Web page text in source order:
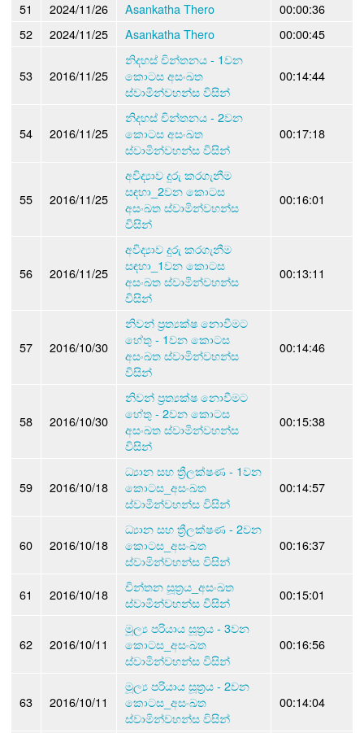
51 2024/11/26 Asankatha Thero
00:00:36
52
2024/11/25 Asankatha Thero 00:00:45
53 2016/11/25
නිදහස් චින්තනය - 1වන
කොටස අසංඛත
ස්වාමින්වහන්ස විසින්
00:14:44
54 2016/11/25
නිදහස් චින්තනය - 2වන
කොටස අසංඛත
ස්වාමින්වහන්ස විසින්
00:17:18
55 2016/11/25
අවිද්‍යාව දුරු කරගැනීම
සඳහා_2වන කොටස
අසංඛත ස්වාමින්වහන්ස
විසින්
00:16:01
56 2016/11/25
අවිද්‍යාව දුරු කරගැනීම
සඳහා_1වන කොටස
අසංඛත ස්වාමින්වහන්ස
විසින්
00:13:11
57 2016/10/30
නිවන් ප්‍රත්‍යක්ෂ නොවීමට
හේතු - 1වන කොටස
අසංඛත ස්වාමින්වහන්ස
විසින්
00:14:46
58 2016/10/30
නිවන් ප්‍රත්‍යක්ෂ නොවීමට
හේතු - 2වන කොටස
අසංඛත ස්වාමින්වහන්ස
විසින්
00:15:38
59 2016/10/18
ධ්‍යාන සහ ත්‍රීලක්ෂණ - 1වන
කොටස_අසංඛත
ස්වාමින්වහන්ස විසින්
00:14:57
60 2016/10/18
ධ්‍යාන සහ ත්‍රීලක්ෂණ - 2වන
කොටස_අසංඛත
ස්වාමින්වහන්ස විසින්
00:16:37
61 2016/10/18
චින්තන සූත්‍රය_අසංඛත
ස්වාමින්වහන්ස විසින්
00:15:01
62 2016/10/11
මූල්‍ය පරියාය සූත්‍රය - 3වන
කොටස_අසංඛත
ස්වාමින්වහන්ස විසින්
00:16:56
63 2016/10/11
මූල්‍ය පරියාය සූත්‍රය - 2වන
කොටස_අසංඛත
ස්වාමින්වහන්ස විසින්
00:14:04